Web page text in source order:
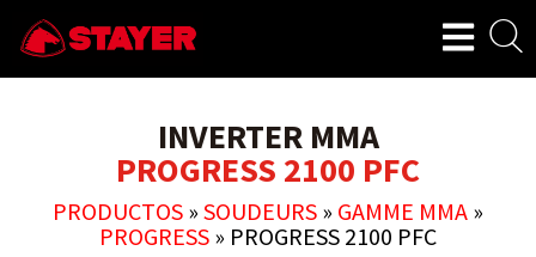
INVERTER MMA
PROGRESS 2100 PFC
PRODUCTOS » SOUDEURS » GAMME MMA »
PROGRESS » PROGRESS 2100 PFC